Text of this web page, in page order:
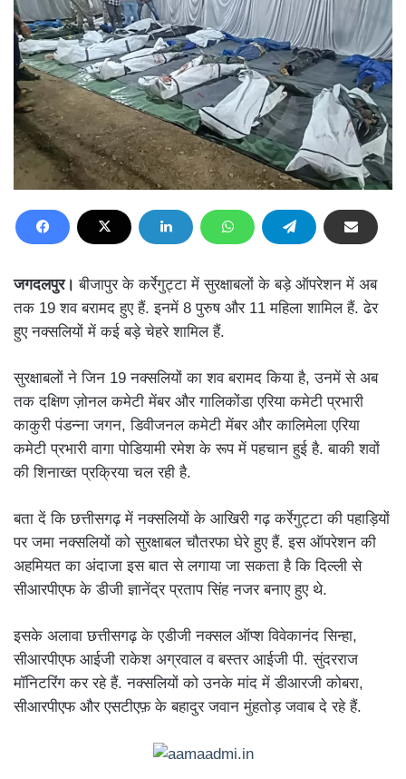
जगदलपुर। बीजापुर के कर्रेगुट्टा में सुरक्षाबलों के बड़े ऑपरेशन में अब
तक 19 शव बरामद हुए हैं. इनमें 8 पुरुष और 11 महिला शामिल हैं. ढेर
हुए नक्सलियों में कई बड़े चेहरे शामिल हैं.
सुरक्षाबलों ने जिन 19 नक्सलियों का शव बरामद किया है, उनमें से अब
तक दक्षिण ज़ोनल कमेटी मेंबर और गालिकोंडा एरिया कमेटी प्रभारी
काकुरी पंडन्ना जगन, डिवीजनल कमेटी मेंबर और कालिमेला एरिया
कमेटी प्रभारी वागा पोडियामी रमेश के रूप में पहचान हुई है. बाकी शवों
की शिनाख्त प्रक्रिया चल रही है.
बता दें कि छत्तीसगढ़ में नक्सलियों के आखिरी गढ़ कर्रेगुट्टा की पहाड़ियों
पर जमा नक्सलियों को सुरक्षाबल चौतरफा घेरे हुए हैं. इस ऑपरेशन की
अहमियत का अंदाजा इस बात से लगाया जा सकता है कि दिल्ली से
सीआरपीएफ के डीजी ज्ञानेंद्र प्रताप सिंह नजर बनाए हुए थे.
इसके अलावा छत्तीसगढ़ के एडीजी नक्सल ऑप्श विवेकानंद सिन्हा,
सीआरपीएफ आईजी राकेश अग्रवाल व बस्तर आईजी पी. सुंदरराज
मॉनिटरिंग कर रहे हैं. नक्सलियों को उनके मांद में डीआरजी कोबरा,
सीआरपीएफ और एसटीएफ़ के बहादुर जवान मुंहतोड़ जवाब दे रहे हैं.